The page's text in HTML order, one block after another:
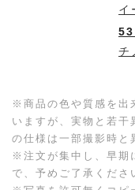
イ
チ
※商品の色や質感を出
いますが、実物と若干
の仕様は一部撮影時と
※注文が集中し、早期
で、予めご了承くださ